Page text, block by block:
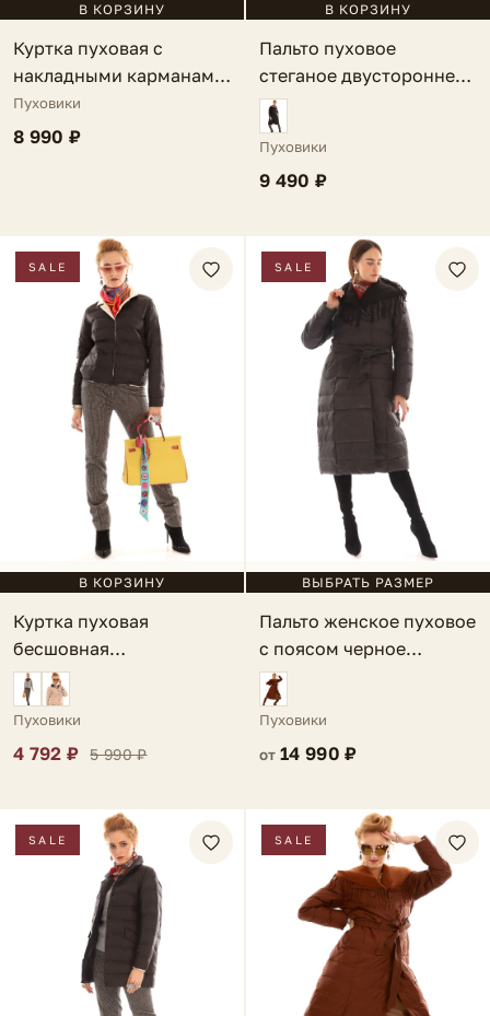
В КОРЗИНУ
Куртка пуховая с
накладными карманами
черная Amantea
Пуховики
8 990 ₽
В КОРЗИНУ
Пальто пуховое
стеганое двустороннее
бордовое Asola
Пуховики
9 490 ₽
SALE
В КОРЗИНУ
Куртка пуховая
бесшовная
двусторонняя черная
Arco
Пуховики
4 792 ₽ 5 990 ₽
SALE
ВЫБРАТЬ РАЗМЕР
Пальто женское пуховое
с поясом черное
Sorrento
Пуховики
от 14 990 ₽
SALE SALE